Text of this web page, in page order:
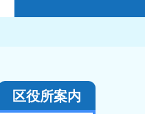
区役所案内